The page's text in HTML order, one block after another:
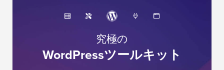
究極の
WordPressツールキット